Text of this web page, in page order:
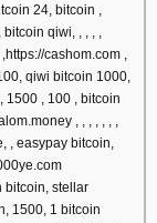
24, bitcoin ,
qiwi, , , , ,
cashom.com ,
qiwi bitcoin 1000,
1500 , 100 , bitcoin
, , , , , , ,
, easypay bitcoin,
bitcoin, stellar
1500, 1 bitcoin